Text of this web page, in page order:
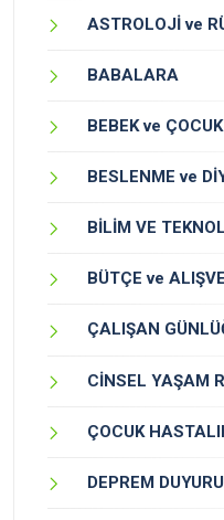
ASTROLOJİ ve
BABALARA
BEBEK ve ÇOCUK
BESLENME ve
BİLİM VE
BÜTÇE ve
ÇALIŞAN
CİNSEL YAŞAM
ÇOCUK
DEPREM